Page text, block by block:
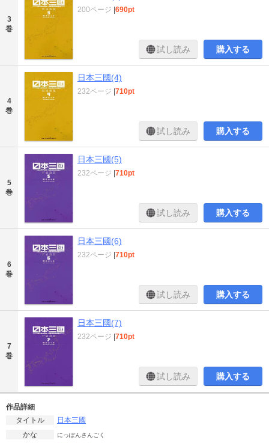
3
巻
200ページ 690pt
試し読み 購入する
4
巻
日本三國(4)
232ページ 710pt
試し読み 購入する
5
巻
日本三國(5)
232ページ 710pt
試し読み 購入する
6
巻
日本三國(6)
232ページ 710pt
試し読み 購入する
7
巻
日本三國(7)
232ページ 710pt
試し読み 購入する
作品詳細
タイトル
日本三國
かな
にっぽんさんごく